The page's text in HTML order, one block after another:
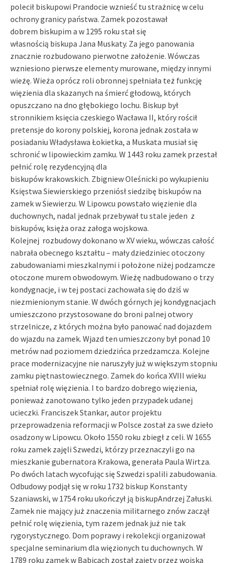
polecił biskupowi Prandocie wznieść tu strażnicę w celu
ochrony granicy państwa. Zamek pozostawał
dobrem biskupim a w 1295 roku stał się
własnością biskupa Jana Muskaty. Za jego panowania
znacznie rozbudowano pierwotne założenie. Wówczas
wzniesiono pierwsze elementy murowane, między innymi
wieżę. Wieża oprócz roli obronnej spełniała też funkcję
więzienia dla skazanych na śmierć głodową, których
opuszczano na dno głębokiego lochu. Biskup był
stronnikiem księcia czeskiego Wacława II, który rościł
pretensje do korony polskiej, korona jednak została w
posiadaniu Władysława Łokietka, a Muskata musiał się
schronić w lipowieckim zamku. W 1443 roku zamek przestał
pełnić rolę rezydencyjną dla
biskupów krakowskich. Zbigniew Oleśnicki po wykupieniu
Księstwa Siewierskiego przeniósł siedzibę biskupów na
zamek w Siewierzu. W Lipowcu powstało więzienie dla
duchownych, nadal jednak przebywał tu stale jeden z
biskupów, księża oraz załoga wojskowa.
Kolejnej rozbudowy dokonano w XV wieku, wówczas całość
nabrała obecnego kształtu – mały dziedziniec otoczony
zabudowaniami mieszkalnymi i położone niżej podzamcze
otoczone murem obwodowym. Wieżę nadbudowano o trzy
kondygnacje, i w tej postaci zachowała się do dziś w
niezmienionym stanie. W dwóch górnych jej kondygnacjach
umieszczono przystosowane do broni palnej otwory
strzelnicze, z których można było panować nad dojazdem
do wjazdu na zamek. Wjazd ten umieszczony był ponad 10
metrów nad poziomem dziedzińca przedzamcza. Kolejne
prace modernizacyjne nie naruszyły już w większym stopniu
zamku piętnastowiecznego. Zamek do końca XVIII wieku
spełniał rolę więzienia. I to bardzo dobrego więzienia,
ponieważ zanotowano tylko jeden przypadek udanej
ucieczki. Franciszek Stankar, autor projektu
przeprowadzenia reformacji w Polsce został za swe dzieło
osadzony w Lipowcu. Około 1550 roku zbiegł z celi. W 1655
roku zamek zajęli Szwedzi, którzy przeznaczyli go na
mieszkanie gubernatora Krakowa, generała Paula Wirtza.
Po dwóch latach wycofując się Szwedzi spalili zabudowania.
Odbudowy podjął się w roku 1732 biskup Konstanty
Szaniawski, w 1754 roku ukończył ją biskupAndrzej Załuski.
Zamek nie mający już znaczenia militarnego znów zaczął
pełnić rolę więzienia, tym razem jednak już nie tak
rygorystycznego. Dom poprawy i rekolekcji organizował
specjalne seminarium dla więzionych tu duchownych. W
1789 roku zamek w Babicach został zajęty przez wojska